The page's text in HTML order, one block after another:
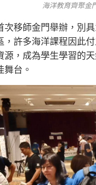
海洋教育齊聚金
次移師金門舉辦，別
，許多海洋課程因此
源，成為學生學習的
台。